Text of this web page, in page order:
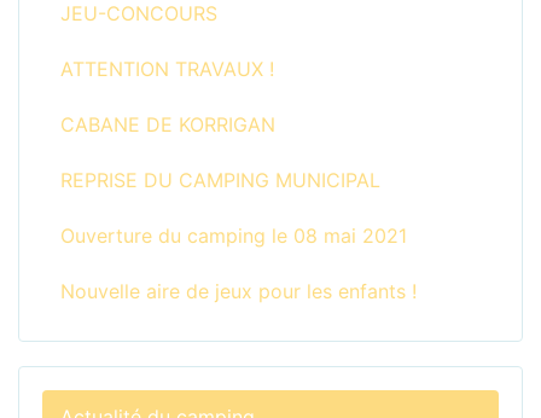
JEU-CONCOURS
ATTENTION TRAVAUX !
CABANE DE KORRIGAN
REPRISE DU CAMPING MUNICIPAL
Ouverture du camping le 08 mai 2021
Nouvelle aire de jeux pour les enfants !